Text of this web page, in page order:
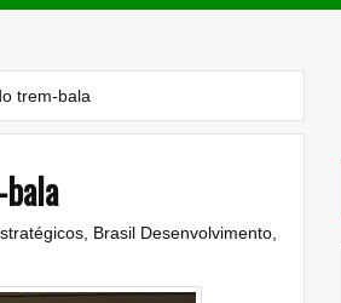
trem-bala
Brasil Desenvolvimento